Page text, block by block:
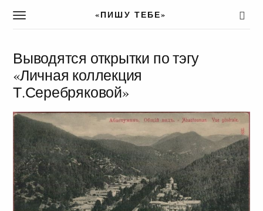
T
g
l
e
n
v
a
t
i
o
n
«ПИШУ ТЕБЕ»
Выводятся открытки по тэгу
«Личная коллекция
Т.Серебряковой»